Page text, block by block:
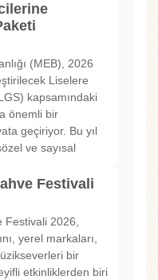
(MEB), 2026
Liselere
kapsamındaki
önemli bir
geçiriyor. Bu yıl
ve sayısal
Festivali
Festivali 2026,
yerel markaları,
bir
etkinliklerden biri